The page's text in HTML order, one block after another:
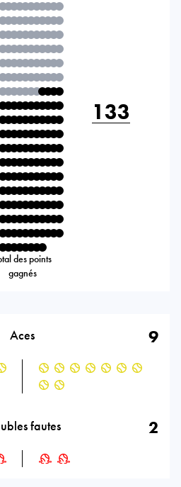
des points
gagnés
133
Aces 9
fautes 2